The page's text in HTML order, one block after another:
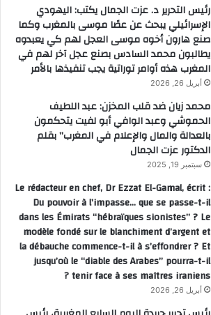
رئيس التحرير د. عزت الجمال يكتب: اليهودي
الإسرائيلي يبحث عن عصًا موسى بالمغرب وكما
صنع هارون أخوه موسى العجل لهم كي يعبدوه
يطالبون محمد السادس بصنع عجل آخر لهم في
المغرب هذه أوامر توراتية يجب تنفيذها بالأمر
أبريل 26, 2026
محمد زيان ضد قلب المخزن: عبد اللطيف
الحموشي وعبد الوافي أبو لفيت يتحكمون
بالعدالة والمال والإعلام في المغرب” بقلم
الدكتور عزت الجمال
سبتمبر 19, 2025
Le rédacteur en chef, Dr Ezzat El-Gamal, écrit :
Du pouvoir à l’impasse… que se passe-t-il
dans les Émirats “hébraïques sionistes” ? Le
modèle fondé sur le blanchiment d’argent et
la débauche commence-t-il à s’effondrer ? Et
jusqu’où le “diable des Arabes” pourra-t-il
tenir face à ses maîtres iraniens ?
أبريل 26, 2026